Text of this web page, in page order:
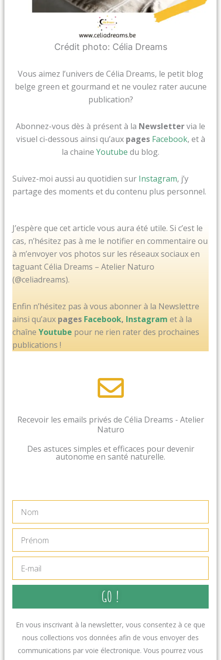
Crédit photo: Célia Dreams
Vous aimez l’univers de Célia Dreams, le petit blog
belge green et gourmand et ne voulez rater aucune
publication?
Abonnez-vous dès à présent à la Newslettervia le
visuel ci-dessous ainsi qu’aux pages Facebook, et à
la chaine Youtube du blog.
Suivez-moi aussi au quotidien sur Instagram, j’y
partage des moments et du contenu plus personnel.
J’espère que cet article vous aura été utile. Si c’est le
cas, n’hésitez pas à me le notifier en commentaire ou
à m’envoyer vos photos sur les réseaux sociaux en
taguant Célia Dreams – Atelier Naturo
(@celiadreams).
Enfin n’hésitez pas à vous abonner à la Newslettre
ainsi qu’aux pages Facebook, Instagram et à la
chaîne Youtube pour ne rien rater des prochaines
publications !
Recevoir les emails privés de Célia Dreams - Atelier
Naturo
Des astuces simples et efficaces pour devenir
autonome en santé naturelle.
GO !
En vous inscrivant à la newsletter, vous consentez à ce que
nous collections vos données afin de vous envoyer des
communications par voie électronique. Vous pourrez vous